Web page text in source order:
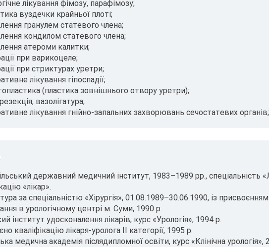
лікування фімозу, парафімозу;
вуздечки крайньої плоті;
гранулем статевого члена;
кондилом статевого члена;
атероми калитки;
при варикоцеле;
при стриктурах уретри;
лікування гіпоспадії;
(пластика зовнішнього отвору уретри);
вазолігатура;
лікування гнійно-запальних захворювань сечостатевих органів;
державний медичний інститут, 1983–1989 рр., спеціальність
«лікар».
за спеціальністю «Хірургія», 01.08.1989–30.06.1990, із присвоєнням
в урологічному центрі м. Суми, 1990 р.
інститут удосконалення лікарів, курс «Урологія», 1994 р.
кваліфікацію лікаря-уролога II категорії, 1995 р.
медична академія післядипломної освіти, курс «Клінічна урологія»,